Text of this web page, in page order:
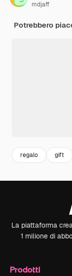
mdjaff
Potrebbero
regalo gift
La piattaforma
1 milione di
Prodotti